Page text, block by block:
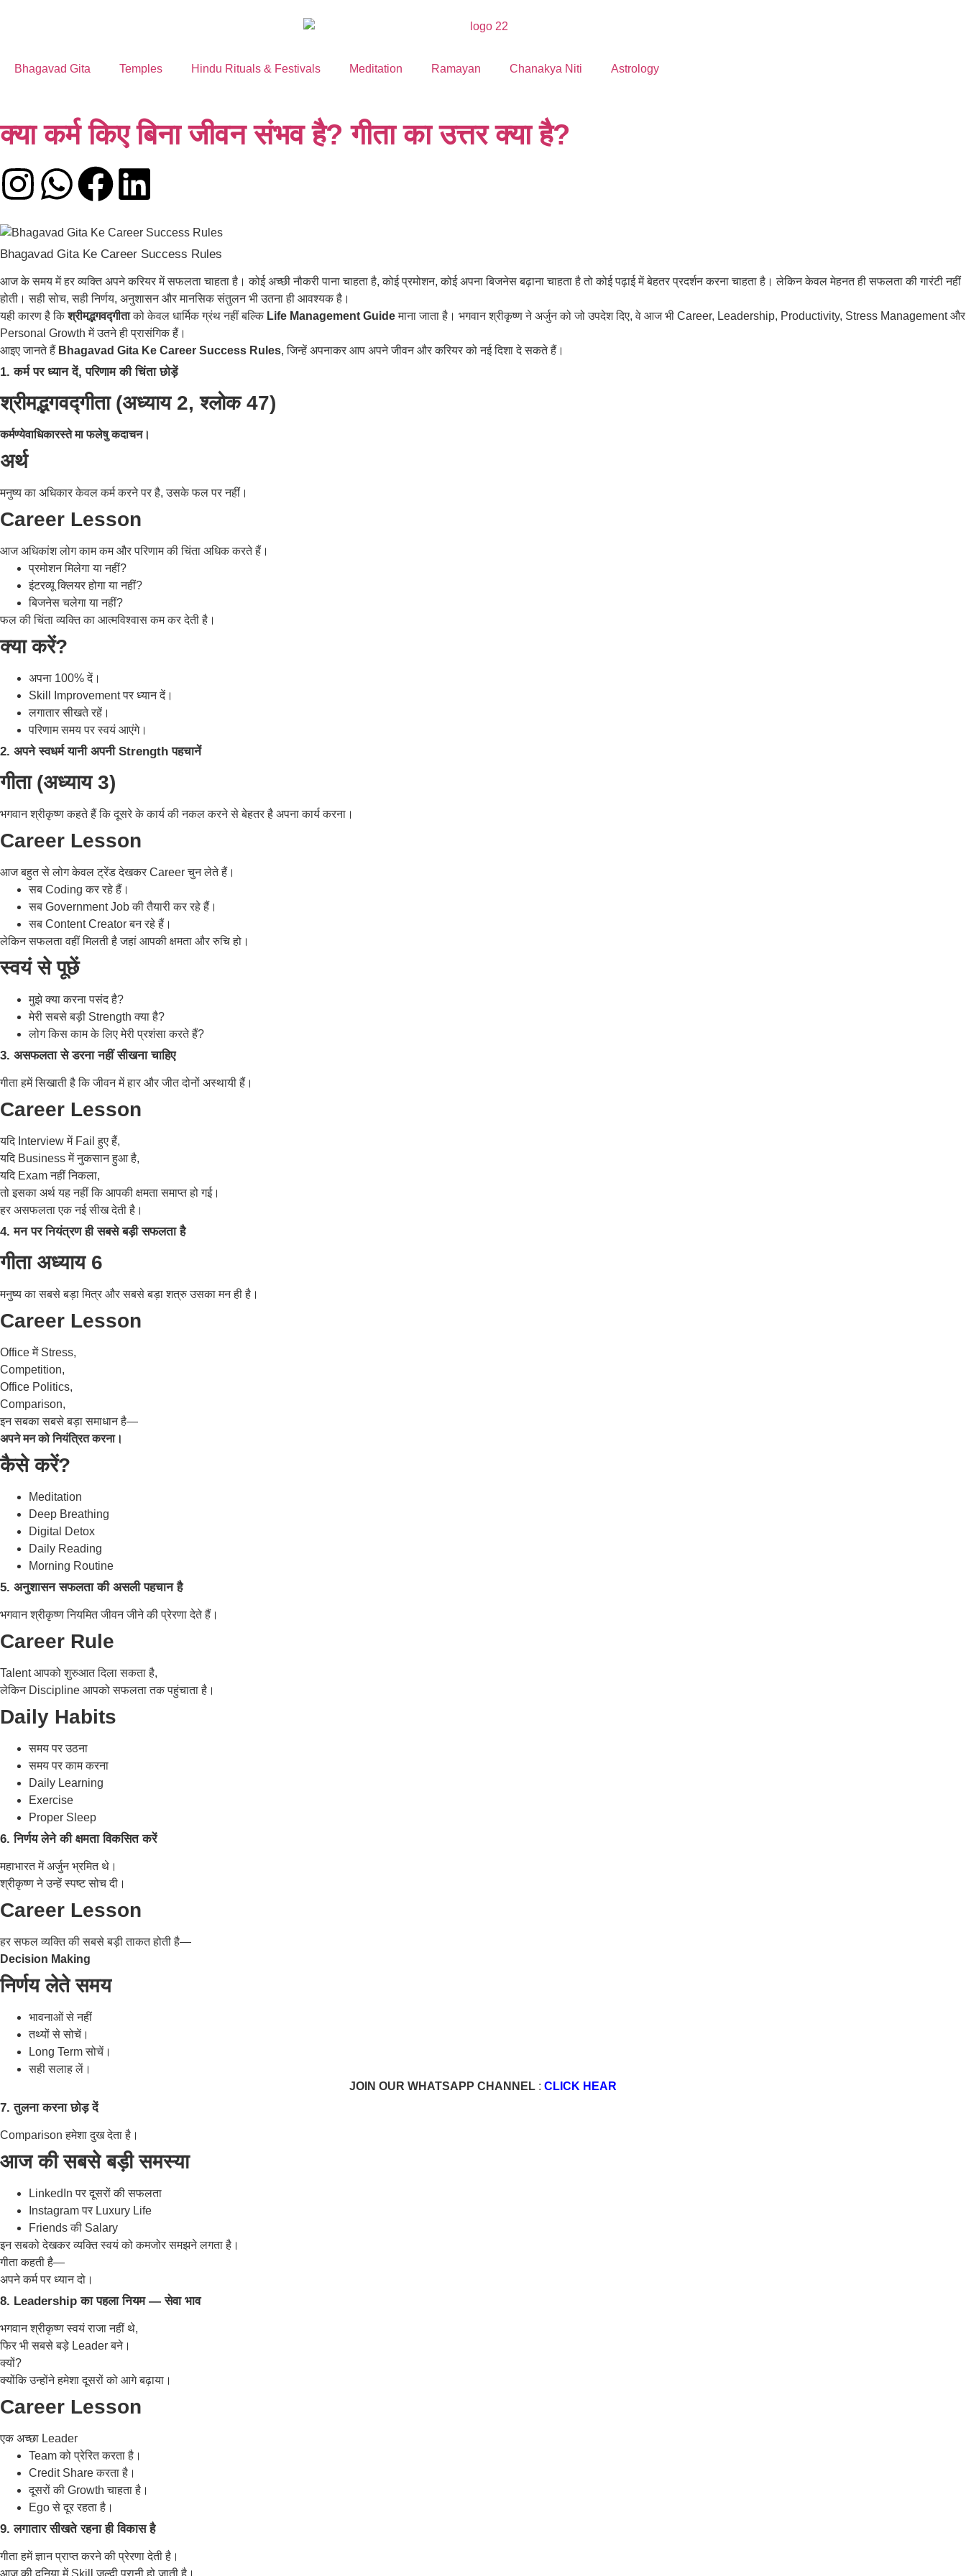
Bhagavad Gita Temples Hindu Rituals & Festivals Meditation Ramayan Chanakya Niti Astrology
क्या कर्म किए बिना जीवन संभव है? गीता का उत्तर क्या है?
Bhagavad Gita Ke Career Success Rules
आज के समय में हर व्यक्ति अपने करियर में सफलता चाहता है। कोई अच्छी नौकरी पाना चाहता है, कोई प्रमोशन, कोई अपना बिजनेस बढ़ाना चाहता है तो कोई पढ़ाई में बेहतर प्रदर्शन करना चाहता है। लेकिन केवल मेहनत ही सफलता की गारंटी नहीं
होती। सही सोच, सही निर्णय, अनुशासन और मानसिक संतुलन भी उतना ही आवश्यक है।
यही कारण है किश्रीमद्भगवद्गीताको केवल धार्मिक ग्रंथ नहीं बल्कि Life Management Guideमाना जाता है। भगवान श्रीकृष्ण ने अर्जुन को जो उपदेश दिए, वे आज भी Career, Leadership, Productivity, Stress Management और
Personal Growth में उतने ही प्रासंगिक हैं।
आइए जानते हैं Bhagavad Gita Ke Career Success Rules, जिन्हें अपनाकर आप अपने जीवन और करियर को नई दिशा दे सकते हैं।
1. कर्म पर ध्यान दें, परिणाम की चिंता छोड़ें
श्रीमद्भगवद्गीता (अध्याय 2, श्लोक 47)
कर्मण्येवाधिकारस्ते मा फलेषु कदाचन।
अर्थ
मनुष्य का अधिकार केवल कर्म करने पर है, उसके फल पर नहीं।
Career Lesson
आज अधिकांश लोग काम कम और परिणाम की चिंता अधिक करते हैं।
प्रमोशन मिलेगा या नहीं?
इंटरव्यू क्लियर होगा या नहीं?
बिजनेस चलेगा या नहीं?
फल की चिंता व्यक्ति का आत्मविश्वास कम कर देती है।
क्या करें?
अपना 100% दें।
Skill Improvement पर ध्यान दें।
लगातार सीखते रहें।
परिणाम समय पर स्वयं आएंगे।
2. अपने स्वधर्म यानी अपनी Strength पहचानें
गीता (अध्याय 3)
भगवान श्रीकृष्ण कहते हैं कि दूसरे के कार्य की नकल करने से बेहतर है अपना कार्य करना।
Career Lesson
आज बहुत से लोग केवल ट्रेंड देखकर Career चुन लेते हैं।
सब Coding कर रहे हैं।
सब Government Job की तैयारी कर रहे हैं।
सब Content Creator बन रहे हैं।
लेकिन सफलता वहीं मिलती है जहां आपकी क्षमता और रुचि हो।
स्वयं से पूछें
मुझे क्या करना पसंद है?
मेरी सबसे बड़ी Strength क्या है?
लोग किस काम के लिए मेरी प्रशंसा करते हैं?
3. असफलता से डरना नहीं सीखना चाहिए
गीता हमें सिखाती है कि जीवन में हार और जीत दोनों अस्थायी हैं।
Career Lesson
यदि Interview में Fail हुए हैं,
यदि Business में नुकसान हुआ है,
यदि Exam नहीं निकला,
तो इसका अर्थ यह नहीं कि आपकी क्षमता समाप्त हो गई।
हर असफलता एक नई सीख देती है।
4. मन पर नियंत्रण ही सबसे बड़ी सफलता है
गीता अध्याय 6
मनुष्य का सबसे बड़ा मित्र और सबसे बड़ा शत्रु उसका मन ही है।
Career Lesson
Office में Stress,
Competition,
Office Politics,
Comparison,
इन सबका सबसे बड़ा समाधान है—
अपने मन को नियंत्रित करना।
कैसे करें?
Meditation
Deep Breathing
Digital Detox
Daily Reading
Morning Routine
5. अनुशासन सफलता की असली पहचान है
भगवान श्रीकृष्ण नियमित जीवन जीने की प्रेरणा देते हैं।
Career Rule
Talent आपको शुरुआत दिला सकता है,
लेकिन Discipline आपको सफलता तक पहुंचाता है।
Daily Habits
समय पर उठना
समय पर काम करना
Daily Learning
Exercise
Proper Sleep
6. निर्णय लेने की क्षमता विकसित करें
महाभारत में अर्जुन भ्रमित थे।
श्रीकृष्ण ने उन्हें स्पष्ट सोच दी।
Career Lesson
हर सफल व्यक्ति की सबसे बड़ी ताकत होती है—
Decision Making
निर्णय लेते समय
भावनाओं से नहीं
तथ्यों से सोचें।
Long Term सोचें।
सही सलाह लें।
JOIN OUR WHATSAPP CHANNEL : CLICK HEAR
7. तुलना करना छोड़ दें
Comparison हमेशा दुख देता है।
आज की सबसे बड़ी समस्या
LinkedIn पर दूसरों की सफलता
Instagram पर Luxury Life
Friends की Salary
इन सबको देखकर व्यक्ति स्वयं को कमजोर समझने लगता है।
गीता कहती है—
अपने कर्म पर ध्यान दो।
8. Leadership का पहला नियम — सेवा भाव
भगवान श्रीकृष्ण स्वयं राजा नहीं थे,
फिर भी सबसे बड़े Leader बने।
क्यों?
क्योंकि उन्होंने हमेशा दूसरों को आगे बढ़ाया।
Career Lesson
एक अच्छा Leader
Team को प्रेरित करता है।
Credit Share करता है।
दूसरों की Growth चाहता है।
Ego से दूर रहता है।
9. लगातार सीखते रहना ही विकास है
गीता हमें ज्ञान प्राप्त करने की प्रेरणा देती है।
आज की दुनिया में Skill जल्दी पुरानी हो जाती है।